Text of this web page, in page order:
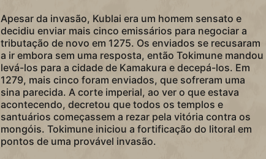
Apesar da invasão, Kublai era um homem sensato e
decidiu enviar mais cinco emissários para negociar a
tributação de novo em 1275. Os enviados se recusaram
a ir embora sem uma resposta, então Tokimune mandou
levá-los para a cidade de Kamakura e decepá-los. Em
1279, mais cinco foram enviados, que sofreram uma
sina parecida. A corte imperial, ao ver o que estava
acontecendo, decretou que todos os templos e
santuários começassem a rezar pela vitória contra os
mongóis. Tokimune iniciou a fortificação do litoral em
pontos de uma provável invasão.